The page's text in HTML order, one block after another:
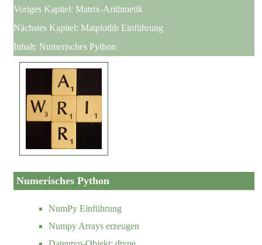
Voriges Kapitel: Matrix-Arithmetik
Nächstes Kapitel: Matplotlib Einführung
Inhalt: Numerisches Python
Numerisches Python
NumPy Einführung
Numpy Arrays erzeugen